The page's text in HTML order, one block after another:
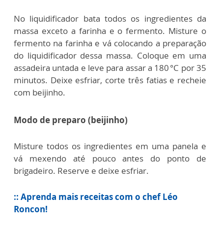
No liquidificador bata todos os ingredientes da
massa exceto a farinha e o fermento. Misture o
fermento na farinha e vá colocando a preparação
do liquidificador dessa massa. Coloque em uma
assadeira untada e leve para assar a 180 °C por 35
minutos. Deixe esfriar, corte três fatias e recheie
com beijinho.
Modo de preparo (beijinho)
Misture todos os ingredientes em uma panela e
vá mexendo até pouco antes do ponto de
brigadeiro. Reserve e deixe esfriar.
:: Aprenda mais receitas com o chef Léo
Roncon!